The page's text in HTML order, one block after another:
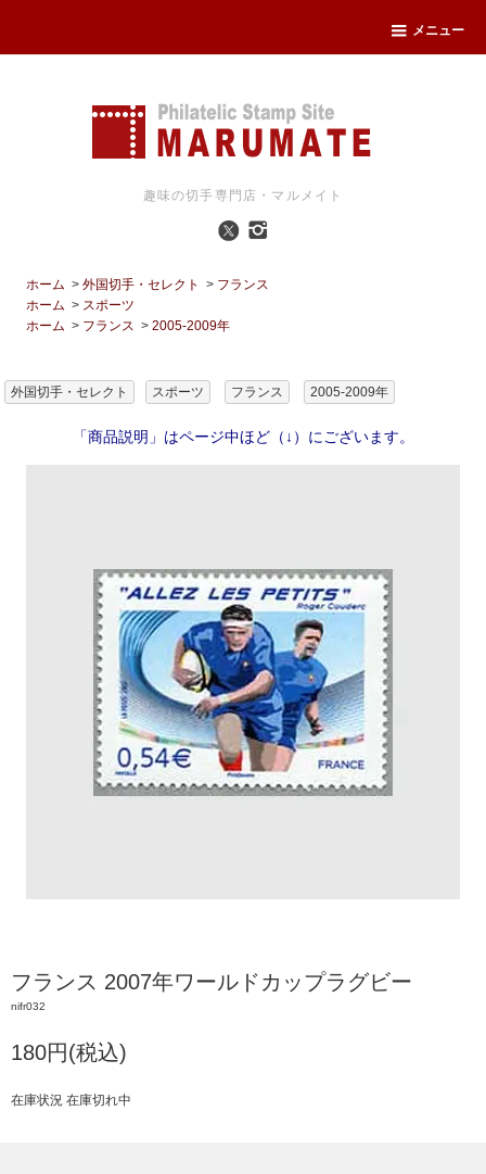
メニュー
趣味の切手専門店・マルメイト
ホーム >外国切手・セレクト > フランス
ホーム > スポーツ
ホーム > フランス >2005-2009年
外国切手・セレクト スポーツ フランス 2005-2009年
「商品説明」はページ中ほど（↓）にございます。
フランス 2007年ワールドカップラグビー
nifr032
180円(税込)
在庫状況 在庫切れ中